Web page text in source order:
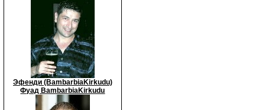
Эфенди (BambarbiaKirkudu)
Фуад BambarbiaKirkudu